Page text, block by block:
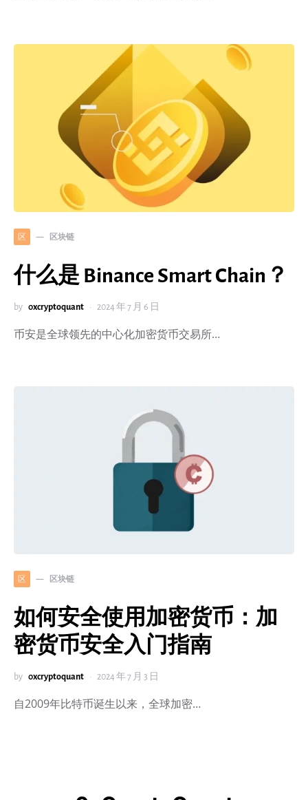
区 区块链
什么是 Binance Smart Chain？
by 0xcryptoquant 2024 年 7 月 6 日
币安是全球领先的中心化加密货币交易所…
区 区块链
如何安全使用加密货币：加
密货币安全入门指南
by 0xcryptoquant 2024 年 7 月 3 日
自2009年比特币诞生以来，全球加密…